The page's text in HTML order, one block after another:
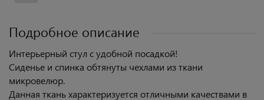
Подробное описание
Интерьерный стул с удобной посадкой!
Сиденье и спинка обтянуты чехлами из ткани
микровелюр.
Данная ткань характеризуется отличными качествами в